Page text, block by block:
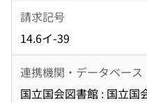
請求記号
14.6イ-39
連携機関・データベース
国立国会図書館 : 国立国